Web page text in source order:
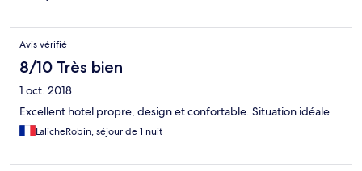
Avis vérifié
8/10 Très bien
1 oct. 2018
Excellent hotel propre, design et confortable. Situation idéale
LalicheRobin, séjour de 1 nuit